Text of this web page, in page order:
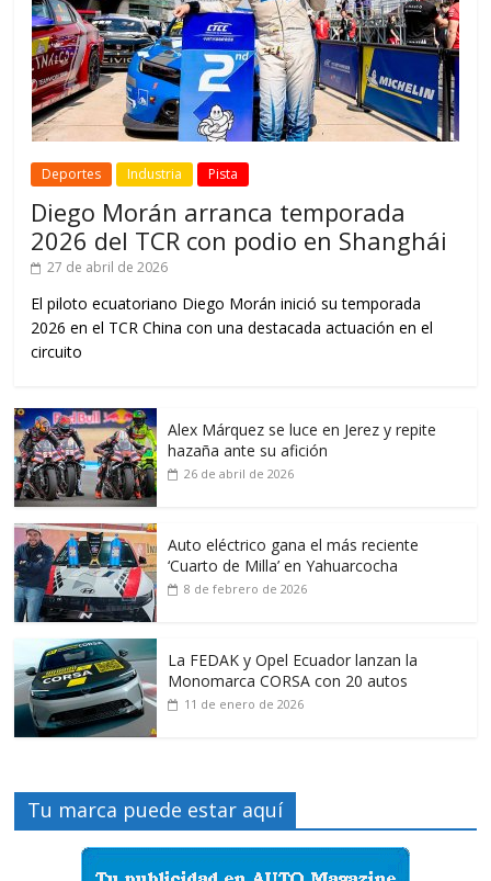
Deportes Industria Pista
Diego Morán arranca temporada
2026 del TCR con podio en Shanghái
27 de abril de 2026
El piloto ecuatoriano Diego Morán inició su temporada
2026 en el TCR China con una destacada actuación en el
circuito
Alex Márquez se luce en Jerez y repite
hazaña ante su afición
26 de abril de 2026
Auto eléctrico gana el más reciente
‘Cuarto de Milla’ en Yahuarcocha
8 de febrero de 2026
La FEDAK y Opel Ecuador lanzan la
Monomarca CORSA con 20 autos
11 de enero de 2026
Tu marca puede estar aquí